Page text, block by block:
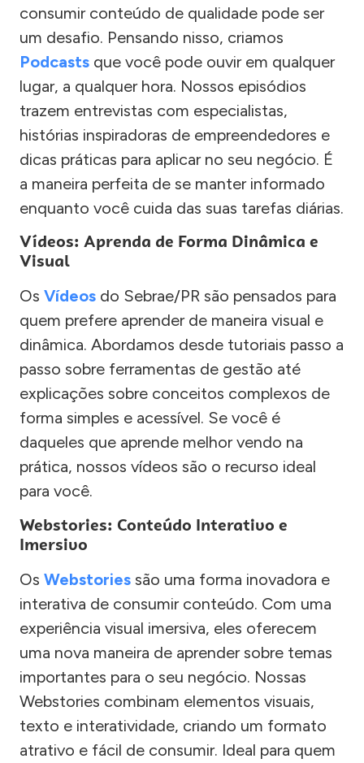
consumir conteúdo de qualidade pode ser
um desafio. Pensando nisso, criamos
Podcasts que você pode ouvir em qualquer
lugar, a qualquer hora. Nossos episódios
trazem entrevistas com especialistas,
histórias inspiradoras de empreendedores e
dicas práticas para aplicar no seu negócio. É
a maneira perfeita de se manter informado
enquanto você cuida das suas tarefas diárias.
Vídeos: Aprenda de Forma Dinâmica e
Visual
Os Vídeos do Sebrae/PR são pensados para
quem prefere aprender de maneira visual e
dinâmica. Abordamos desde tutoriais passo a
passo sobre ferramentas de gestão até
explicações sobre conceitos complexos de
forma simples e acessível. Se você é
daqueles que aprende melhor vendo na
prática, nossos vídeos são o recurso ideal
para você.
Webstories: Conteúdo Interativo e
Imersivo
Os Webstories são uma forma inovadora e
interativa de consumir conteúdo. Com uma
experiência visual imersiva, eles oferecem
uma nova maneira de aprender sobre temas
importantes para o seu negócio. Nossas
Webstories combinam elementos visuais,
texto e interatividade, criando um formato
atrativo e fácil de consumir. Ideal para quem